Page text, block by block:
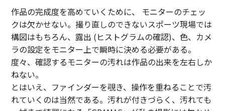
作品の完成度を高めていくために、 モニターのチェッ
クは欠かせない。撮り直しのできないスポーツ現場では
構図はもちろん、露出 (ヒストグラムの確認)、色、カメ
ラの設定をモニター上で瞬時に決める必要がある。
度々、確認するモニターの汚れは作品の出来を左右しか
ねない。
とはいえ、ファインダーを覗き、操作を重ねることで汚
れていくのは当然である。汚れが付きづらく、汚れても